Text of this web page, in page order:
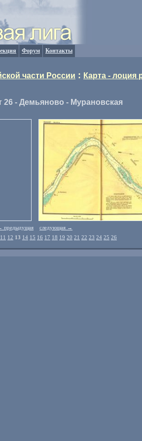
Форум Контакты
части России : Карта - лоция
26 - Демьяново - Мурановская
предыдущая
следующая →
11 12 13 14 15 16 17 18 19 20 21 22 23 24 25 26